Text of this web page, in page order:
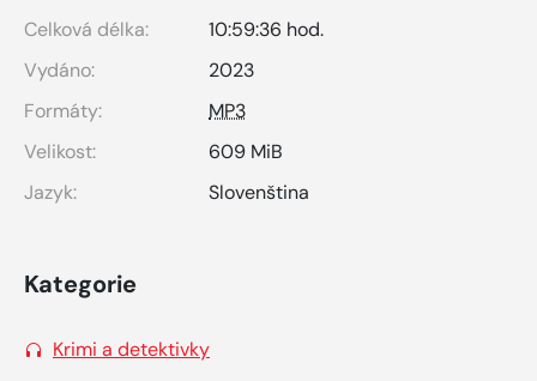
Celková délka:
10:59:36 hod.
Vydáno:
2023
Formáty:
MP3
Velikost:
609 MiB
Jazyk:
Slovenština
Kategorie
Krimi a detektivky